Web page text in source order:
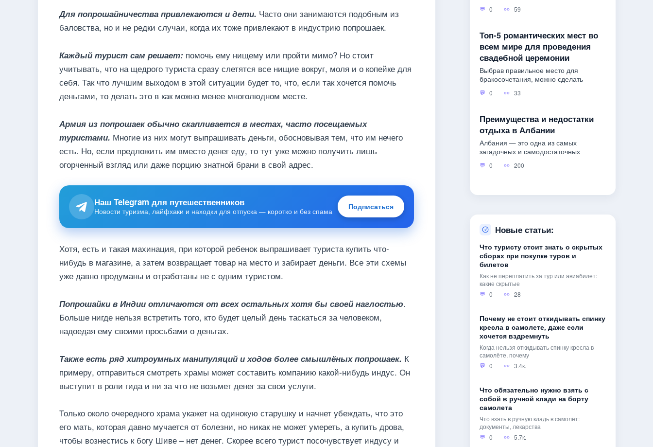
Для попрошайничества привлекаются и дети. Часто они занимаются подобным из
баловства, но и не редки случаи, когда их тоже привлекают в индустрию попрошаек.
Каждый турист сам решает: помочь ему нищему или пройти мимо? Но стоит
учитывать, что на щедрого туриста сразу слетятся все нищие вокруг, моля и о копейке для
себя. Так что лучшим выходом в этой ситуации будет то, что, если так хочется помочь
деньгами, то делать это в как можно менее многолюдном месте.
Армия из попрошаек обычно скапливается в местах, часто посещаемых
туристами. Многие из них могут выпрашивать деньги, обосновывая тем, что им нечего
есть. Но, если предложить им вместо денег еду, то тут уже можно получить лишь
огорченный взгляд или даже порцию знатной брани в свой адрес.
Наш Telegram для путешественников
Новости туризма, лайфхаки и находки для отпуска — коротко и без спама
Подписаться
Хотя, есть и такая махинация, при которой ребенок выпрашивает туриста купить что-
нибудь в магазине, а затем возвращает товар на место и забирает деньги. Все эти схемы
уже давно продуманы и отработаны не с одним туристом.
Попрошайки в Индии отличаются от всех остальных хотя бы своей наглостью.
Больше нигде нельзя встретить того, кто будет целый день таскаться за человеком,
надоедая ему своими просьбами о деньгах.
Также есть ряд хитроумных манипуляций и ходов более смышлёных попрошаек. К
примеру, отправиться смотреть храмы может составить компанию какой-нибудь индус. Он
выступит в роли гида и ни за что не возьмет денег за свои услуги.
Только около очередного храма укажет на одинокую старушку и начнет убеждать, что это
его мать, которая давно мучается от болезни, но никак не может умереть, а купить дрова,
чтобы вознестись к богу Шиве – нет денег. Скорее всего турист посочувствует индусу и
0 59
Топ-5 романтических мест во
всем мире для проведения
свадебной церемонии
Выбрав правильное место для
бракосочетания, можно сделать
0 33
Преимущества и недостатки
отдыха в Албании
Албания — это одна из самых
загадочных и самодостаточных
0 200
Новые статьи:
Что туристу стоит знать о скрытых
сборах при покупке туров и
билетов
Как не переплатить за тур или авиабилет:
какие скрытые
0
28
Почему не стоит откидывать спинку
кресла в самолете, даже если
хочется вздремнуть
Когда нельзя откидывать спинку кресла в
самолёте, почему
0
3.4к.
Что обязательно нужно взять с
собой в ручной клади на борту
самолета
Что взять в ручную кладь в самолёт:
документы, лекарства
0
5.7к.